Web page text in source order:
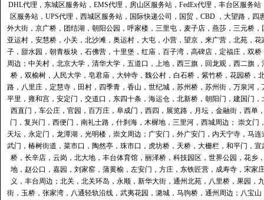
DHL代理 ， 东城区服务站 ， EMS代理 ， 房山区服务站 ， FedEx代理 ， 丰台区服务站
区服务站， UPS代理 ， 西城区服务站， 国际快递公司 ，国贸，CBD ，大望路，
外大街，京广桥，团结湖，朝阳公园，呼家楼，三里屯，麦子店，燕莎，三元桥
亚运村，安慧桥，小关，北沙滩，奥运村，大屯，小营，望京，来广营，北苑，
子，甜水园，朝青板块，石佛营，十里堡，红庙，百子湾，高碑店，定福庄，双
周边；中关村，北京大学，清华大学，五道口，上地，西三旗，回龙观，西二旗
桥，双榆树，人民大学，皂君庙，大钟寺，魏公村，白石桥，紫竹桥，花园桥
路，八里庄，定慧寺，田村，四季青，香山，世纪城，苏州桥，苏州街，万泉河
平里，雍和宫，安定门，交道口，东四十条，海运仓，北新桥，朝阳门，建国门
西直门，车公庄，官园，百万庄，阜成门，西四，展览路，月坛，金融街，西
门，复兴门，西便门，南礼士路，什刹海，木樨地，三里河，西城周边； 崇文
天坛，永定门，龙潭湖，光明楼，崇文周边；广安门，外广安门，内天宁寺，马
武门，椿树街道，菜市口，陶然亭，珠市口，虎坊桥，天桥，大栅栏，和平门，
桥，长辛店，云岗，北大地，丰台体育馆，丽泽桥，科技园区，世界公园，花
地，赵公口，嘉园，刘家窑，蒲黄榆，左安门，方庄，东铁匠营，成寿寺，宋
义，丰台周边；北关，北关环岛，永顺，新华大街，通州北苑，八里桥，果园
街，玉桥，张家湾，八通轻轨沿线，武夷花园，潞城，马驹桥，通州周边；八宝